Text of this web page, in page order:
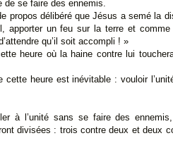
de se faire des ennemis.
propos délibéré que Jésus a semé la
un feu sur la terre et
qu’il soit accompli ! »
heure où la haine contre lui
heure est inévitable : vouloir
à l’unité sans se faire des
divisées : trois contre deux et deux